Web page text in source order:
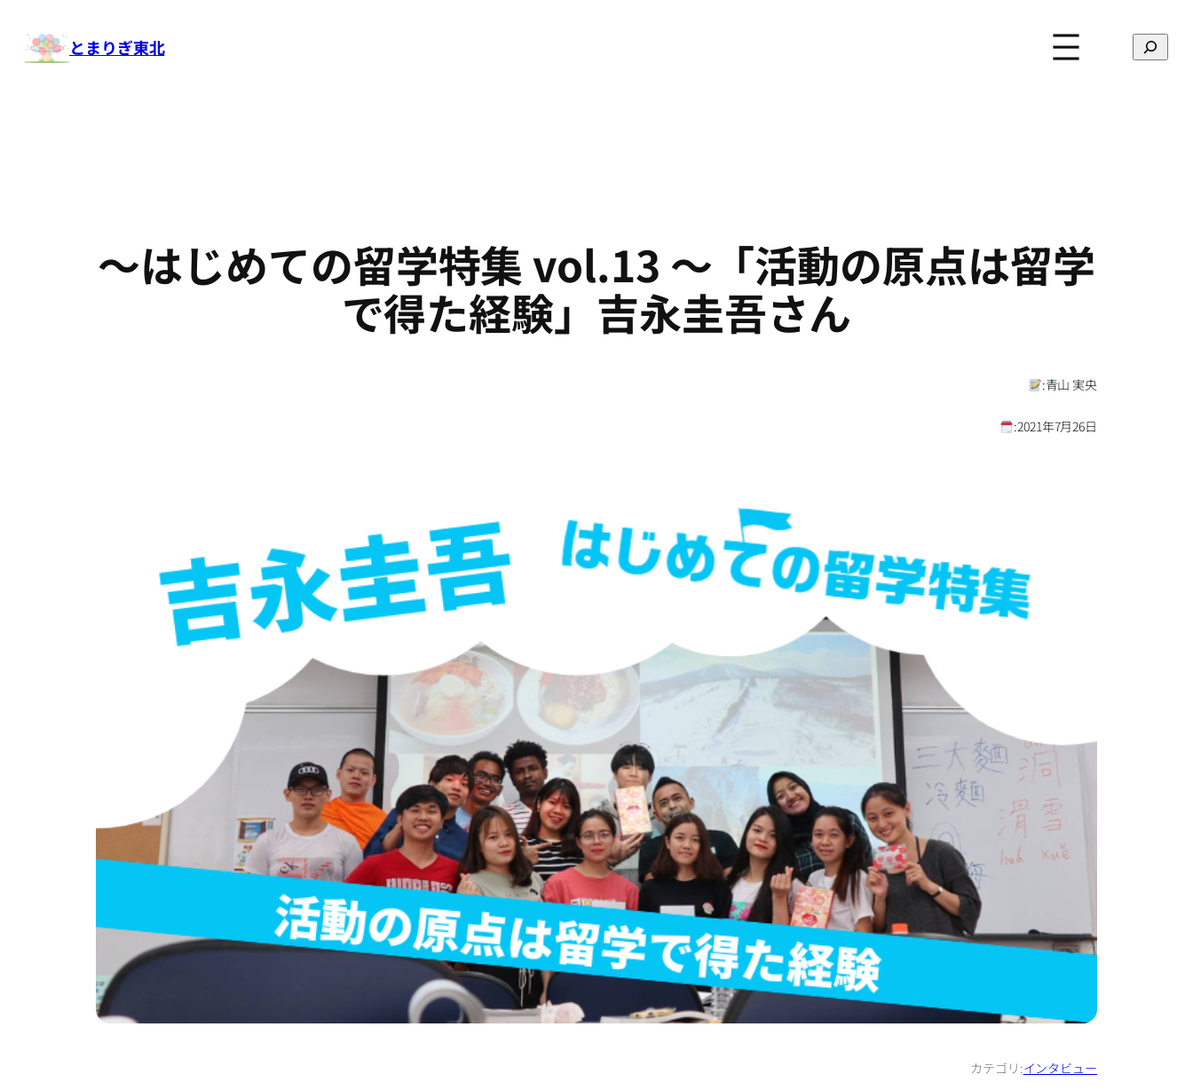
を
とまりぎ東北
検
～はじめての留学特集 vol.13 ～「活動の原点は留学
で得た経験」吉永圭吾さん
:青山 実央
:2021年7月26日
カテゴリ:インタビュー